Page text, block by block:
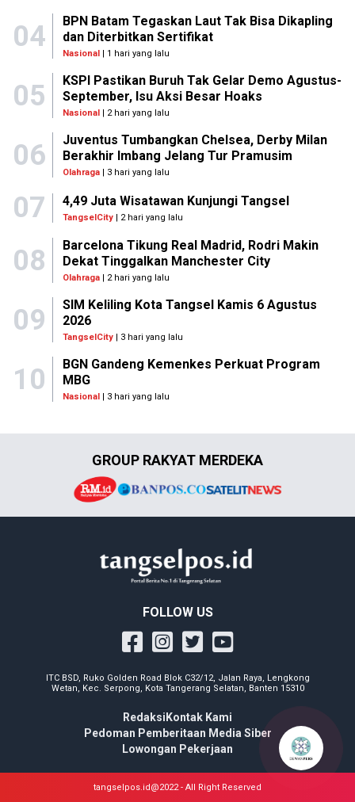
04
BPN Batam Tegaskan Laut Tak Bisa Dikapling
dan Diterbitkan Sertifikat
Nasional| 1 hari yang lalu
05
KSPI Pastikan Buruh Tak Gelar Demo Agustus-
September, Isu Aksi Besar Hoaks
Nasional| 2 hari yang lalu
06
Juventus Tumbangkan Chelsea, Derby Milan
Berakhir Imbang Jelang Tur Pramusim
Olahraga| 3 hari yang lalu
07 4,49 Juta Wisatawan Kunjungi Tangsel
TangselCity | 2 hari yang lalu
08
Barcelona Tikung Real Madrid, Rodri Makin
Dekat Tinggalkan Manchester City
Olahraga| 2 hari yang lalu
09
SIM Keliling Kota Tangsel Kamis 6 Agustus
2026
TangselCity| 3 hari yang lalu
10
BGN Gandeng Kemenkes Perkuat Program
MBG
Nasional| 3 hari yang lalu
GROUP RAKYAT MERDEKA
FOLLOW US
ITC BSD, Ruko Golden Road Blok C32/12, Jalan Raya, Lengkong
Wetan, Kec. Serpong, Kota Tangerang Selatan, Banten 15310
Redaksi Kontak Kami
Pedoman Pemberitaan Media Siber
Lowongan Pekerjaan
tangselpos.id@2022 - All Right Reserved